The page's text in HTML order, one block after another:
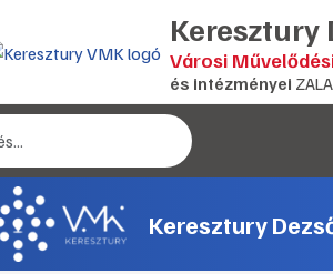
Keresztury
Városi
és intézményei
Keresztury